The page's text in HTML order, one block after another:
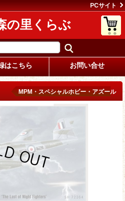
PCサイト
の里くらぶ
はこちら お問い合せ
MPM・スペシャルホビー・アズール